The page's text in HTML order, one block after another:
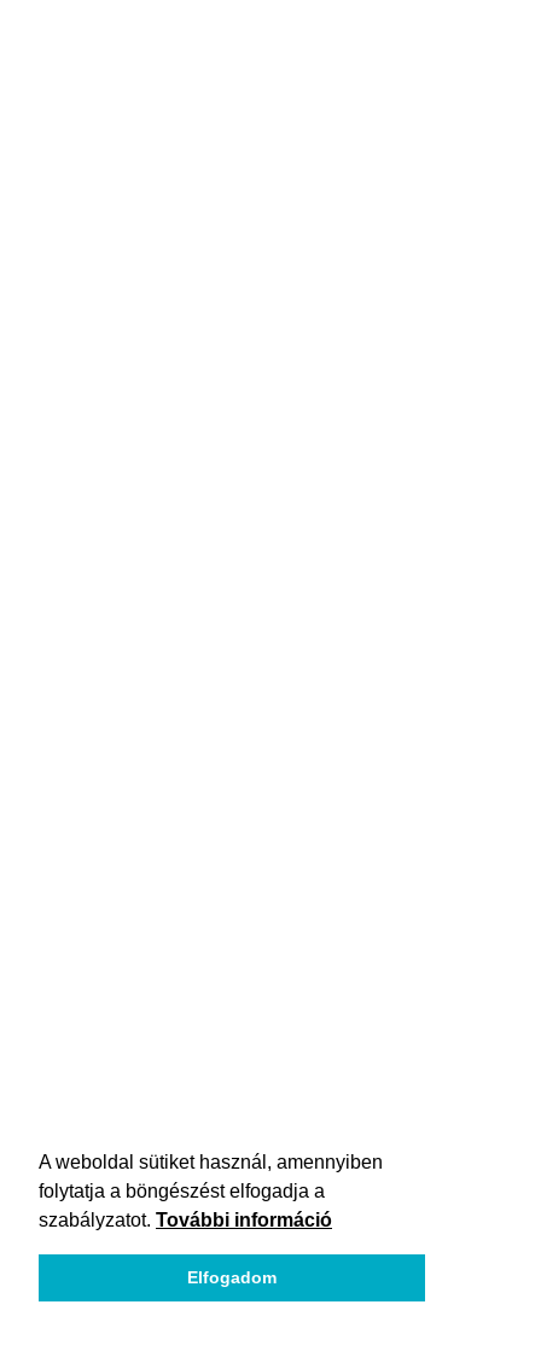
A weboldal sütiket használ, amennyiben
folytatja a böngészést elfogadja a
szabályzatot. További információ
Elfogadom